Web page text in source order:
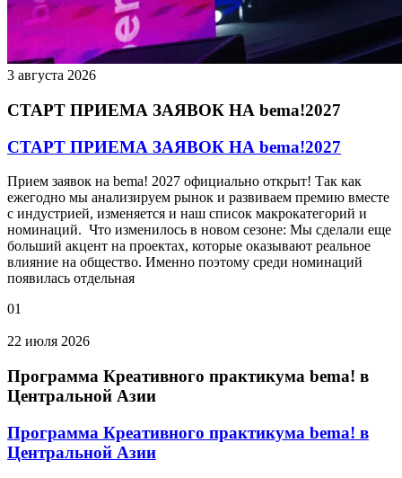
3 августа 2026
СТАРТ ПРИЕМА ЗАЯВОК НА bema!2027
СТАРТ ПРИЕМА ЗАЯВОК НА bema!2027
Прием заявок на bema! 2027 официально открыт! Так как
ежегодно мы анализируем рынок и развиваем премию вместе
с индустрией, изменяется и наш список макрокатегорий и
номинаций. Что изменилось в новом сезоне: Мы сделали еще
больший акцент на проектах, которые оказывают реальное
влияние на общество. Именно поэтому среди номинаций
появилась отдельная
01
22 июля 2026
Программа Креативного практикума bema! в
Центральной Азии
Программа Креативного практикума bema! в
Центральной Азии